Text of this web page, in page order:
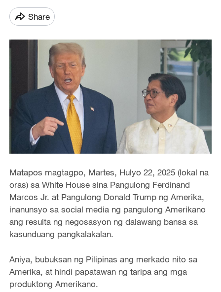
Share
Matapos magtagpo, Martes, Hulyo 22, 2025 (lokal na
oras) sa White House sina Pangulong Ferdinand
Marcos Jr. at Pangulong Donald Trump ng Amerika,
inanunsyo sa social media ng pangulong Amerikano
ang resulta ng negosasyon ng dalawang bansa sa
kasunduang pangkalakalan.
Aniya, bubuksan ng Pilipinas ang merkado nito sa
Amerika, at hindi papatawan ng taripa ang mga
produktong Amerikano.